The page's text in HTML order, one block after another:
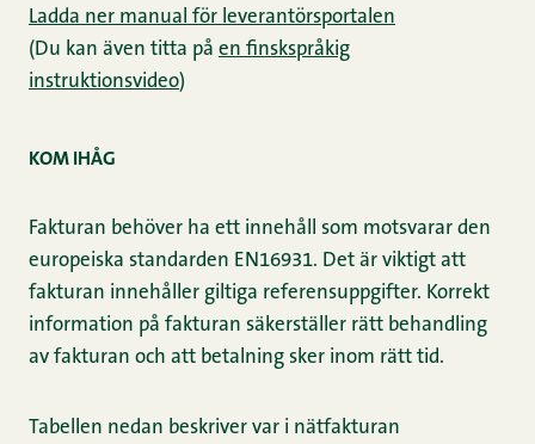
Ladda ner manual för leverantörsportalen
(Du kan även titta på en finskspråkig
instruktionsvideo)
KOM IHÅG
Fakturan behöver ha ett innehåll som motsvarar den
europeiska standarden EN16931. Det är viktigt att
fakturan innehåller giltiga referensuppgifter. Korrekt
information på fakturan säkerställer rätt behandling
av fakturan och att betalning sker inom rätt tid.
Tabellen nedan beskriver var i nätfakturan